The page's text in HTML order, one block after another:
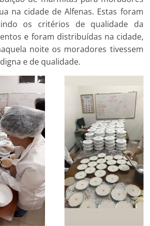
na cidade de Alfenas. Estas foram
os critérios de qualidade da
e foram distribuídas na cidade,
noite os moradores tivessem
e de qualidade.